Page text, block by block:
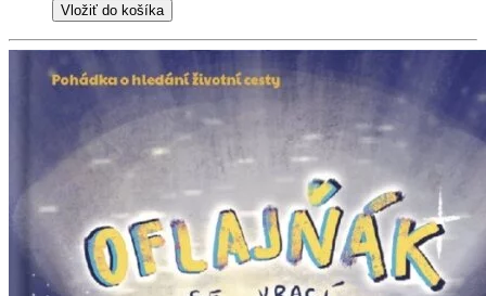
Vložiť do košíka